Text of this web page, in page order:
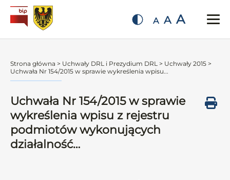
A A A
Strona główna > Uchwały DRL i Prezydium DRL > Uchwały 2015 >
Uchwała Nr 154/2015 w sprawie wykreślenia wpisu...
Uchwała Nr 154/2015 w sprawie
wykreślenia wpisu z rejestru
podmiotów wykonujących
działalność…